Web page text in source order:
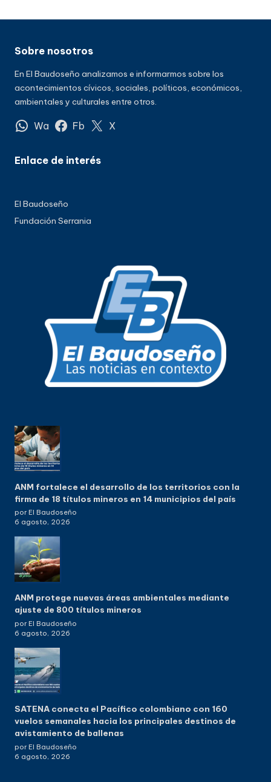
Sobre nosotros
En El Baudoseño analizamos e informarmos sobre los
acontecimientos cívicos, sociales, políticos, económicos,
ambientales y culturales entre otros.
Wa Fb X
Enlace de interés
El Baudoseño
Fundación Serrania
ANM fortalece el desarrollo de los territorios con la
firma de 18 títulos mineros en 14 municipios del país
por El Baudoseño
6 agosto, 2026
ANM protege nuevas áreas ambientales mediante
ajuste de 800 títulos mineros
por El Baudoseño
6 agosto, 2026
SATENA conecta el Pacífico colombiano con 160
vuelos semanales hacia los principales destinos de
avistamiento de ballenas
por El Baudoseño
6 agosto, 2026